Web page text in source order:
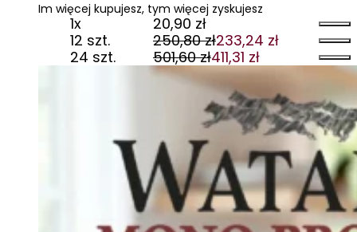
Im więcej kupujesz, tym więcej zyskujesz
1x 20,90 zł
12 szt.
250,80zł
Pierwotna
cena
wynosiła:
250,80 zł.
233,24 zł
Aktualna
cena
wynosi:
233,24 zł.
24 szt. 501,60zł
Pierwotna
cena
wynosiła:
501,60 zł.
411,31 zł
Aktualna
cena